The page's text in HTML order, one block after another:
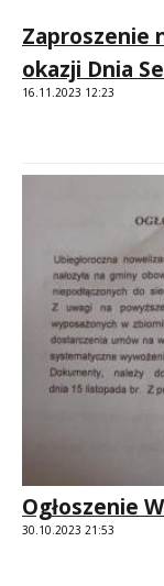
Zaproszenie
okazji Dnia
16.11.2023 12:23
Ogłoszenie
30.10.2023 21:53